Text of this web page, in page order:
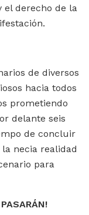
el derecho de la
de diversos
hacia todos
prometiendo
delante seis
de concluir
necia realidad
para